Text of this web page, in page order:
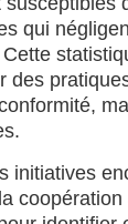
qui
des
initiatives